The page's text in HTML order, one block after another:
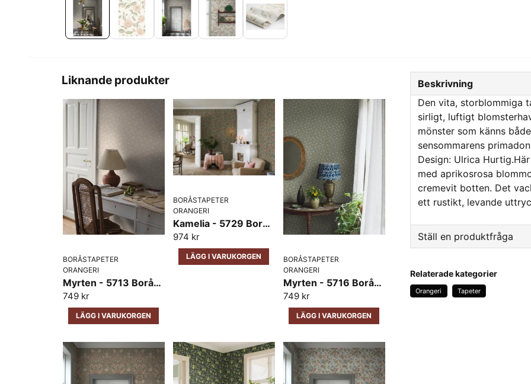
Liknande produkter
BORÅSTAPETER
ORANGERI
Myrten - 5713 Boråstapeter
749 kr
LÄGG I VARUKORGEN
BORÅSTAPETER
ORANGERI
Kamelia - 5729 Boråstapeter
974 kr
LÄGG I VARUKORGEN
BORÅSTAPETER
ORANGERI
Myrten - 5716 Boråstapeter
749 kr
LÄGG I VARUKORGEN
Beskrivning
Den vita, storblommiga
sirligt, luftigt
mönster som känns
sensommarens
Design: Ulrica
med aprikosrosa
cremevit botten. Det
ett rustikt, levande
Ställ en produktfråga
Fråga oss något om
Relaterade kategorier
Orangeri Tapeter